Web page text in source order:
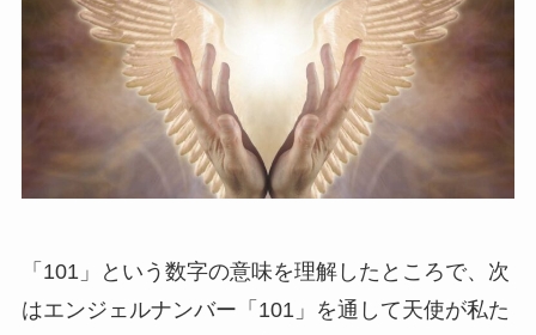
「101」という数字の意味を理解したところで、次
はエンジェルナンバー「101」を通して天使が私た